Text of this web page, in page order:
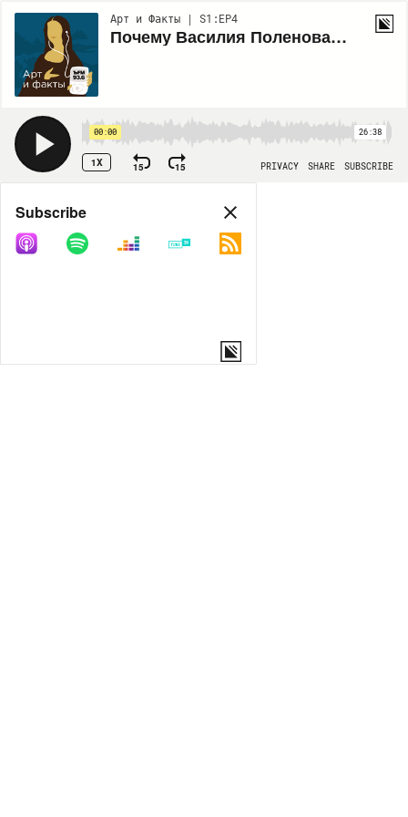
Арт и Факты | S1:EP4
Почему Василия Поленова сравнивают с Леонардо?
00:00 26:38
1X 15 15 PRIVACY SHARE SUBSCRIBE
Share
COPY LINK
Subscribe